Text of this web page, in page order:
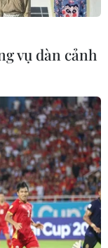
hàng đầu
ty cổ phần
Vũ được xếp
mang theo 345
vụ dàn cảnh